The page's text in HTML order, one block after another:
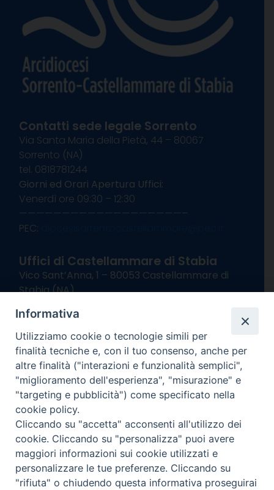
Contatti sede legale Sorrento
Via Santa Maria della Pietà, 44 – 80067
Sorrento (NA)
tel. 0818781244
Giorni ed Orari Apertura Uffici:
Venerdì ore 09:30 – 12:30
———————————————————–
PEC:
Uffici di Castellammare di Stabia
Vico Sant’Anna, 1 – 80053 Castellammare di
Stabia (NA)
Giorni ed Orari Apertura Uffici:
Lunedì e Mercoledì ore 09:00 – 13:00
Uffici Matrimoni:
Lunedì e Mercoledì ore 09:30 – 12:30
seguici su
Channel
Informativa Privacy
COPYRIGHT © 2013-2025
Informativa
Utilizziamo cookie o tecnologie simili per
finalità tecniche e, con il tuo consenso, anche per
altre finalità ("interazioni e funzionalità semplici",
"miglioramento dell'esperienza", "misurazione" e
"targeting e pubblicità") come specificato nella
cookie policy.
Cliccando su "accetta" acconsenti all'utilizzo dei
cookie. Cliccando su "personalizza" puoi avere
maggiori informazioni sui cookie utilizzati e
personalizzare le tue preferenze. Cliccando su
"rifiuta" o chiudendo questa informativa proseguirai